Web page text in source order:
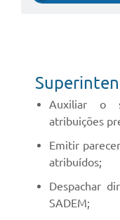
Auxiliar o
atribuições
Emitir
atribuídos;
Despachar
SADEM;